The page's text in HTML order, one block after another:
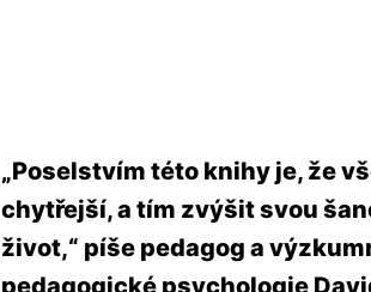
„Poselstvím této knihy je, že
chytřejší, a tím zvýšit svou
život,“ píše pedagog a
pedagogické psychologie